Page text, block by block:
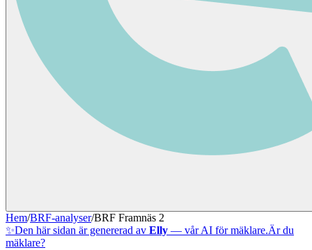
Hem/BRF-analyser/BRF Framnäs 2
✨Den här sidan är genererad av Elly — vår AI för mäklare.Är du
mäklare?